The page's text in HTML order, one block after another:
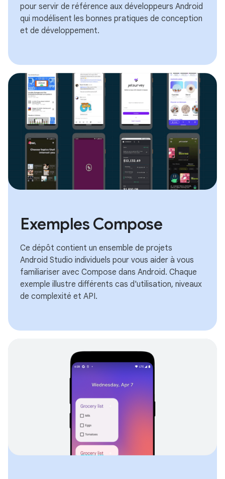
pour servir de référence aux développeurs Android
qui modélisent les bonnes pratiques de conception
et de développement.
Exemples Compose
Ce dépôt contient un ensemble de projets
Android Studio individuels pour vous aider à vous
familiariser avec Compose dans Android. Chaque
exemple illustre différents cas d'utilisation, niveaux
de complexité et API.